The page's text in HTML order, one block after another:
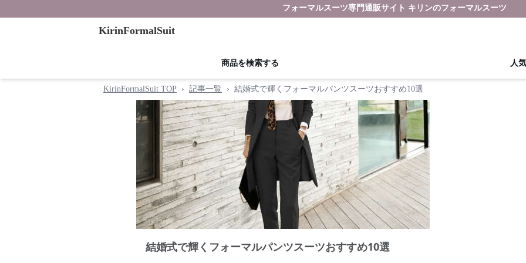
フォーマルスーツ専門通販サイト キリンのフォーマルスーツ
KirinFormalSuit
商品を検索する 人
KirinFormalSuit TOP › 記事一覧 › 結婚式で輝くフォーマルパンツスーツおすすめ10選
結婚式で輝くフォーマルパンツスーツおすすめ10選